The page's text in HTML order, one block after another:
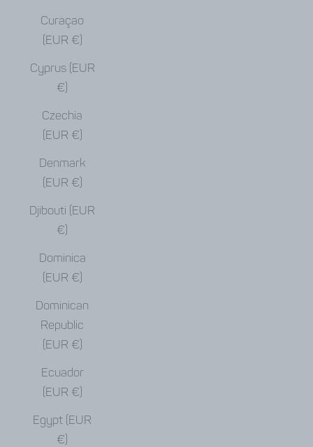
Curaçao
(EUR €)
Cyprus (EUR
€)
Czechia
(EUR €)
Denmark
(EUR €)
Djibouti (EUR
€)
Dominica
(EUR €)
Dominican
Republic
(EUR €)
Ecuador
(EUR €)
Egypt (EUR
€)